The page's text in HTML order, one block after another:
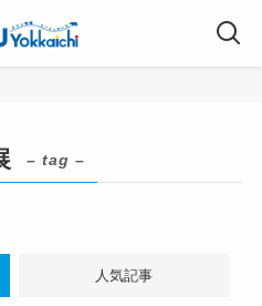
– tag –
人気記事